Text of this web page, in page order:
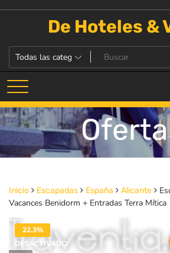
De Hoteles &
Inicio Escapadas España Alicante
Vacances Benidorm + Entradas Terra Mítica
22.3%
DESACTIVADO